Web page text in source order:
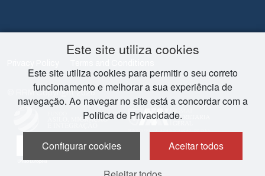
© RRM Copyright 2026
Este site utiliza cookies
Este site utiliza cookies para permitir o seu correto
funcionamento e melhorar a sua experiência de
navegação. Ao navegar no site está a concordar com a
Política de Privacidade.
Configurar cookies Aceitar todos